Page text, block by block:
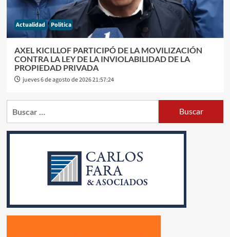
Actualidad Politica
AXEL KICILLOF PARTICIPÓ DE LA MOVILIZACIÓN
CONTRA LA LEY DE LA INVIOLABILIDAD DE LA
PROPIEDAD PRIVADA
jueves 6 de agosto de 2026 21:57:24